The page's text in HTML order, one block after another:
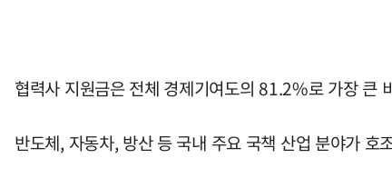
협력사 지원금은 전체 경제기여도의 81.2%로 가장 큰
반도체, 자동차, 방산 등 국내 주요 국책 산업 분야가